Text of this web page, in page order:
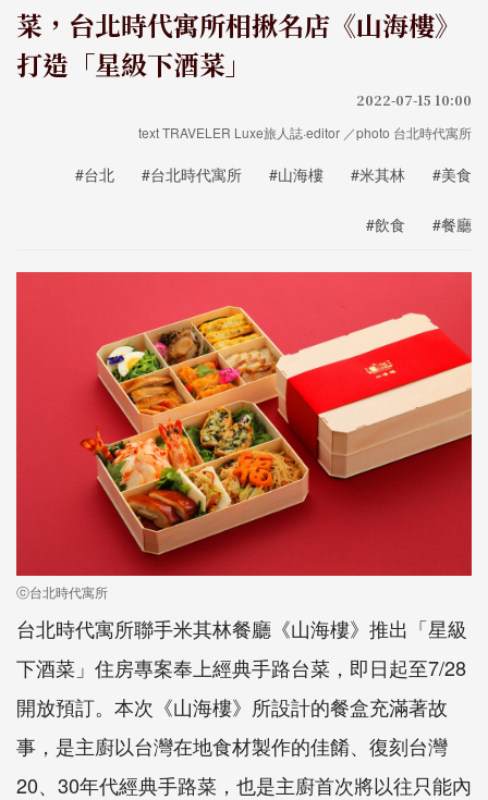
菜，台北時代寓所相揪名店《山海樓》
打造「星級下酒菜」
2022-07-15 10:00
text TRAVELER Luxe旅人誌·editor ／photo 台北時代寓所
#台北 #台北時代寓所 #山海樓 #米其林 #美食
#飲食 #餐廳
ⓒ台北時代寓所
台北時代寓所聯手米其林餐廳《山海樓》推出「星級
下酒菜」住房專案奉上經典手路台菜，即日起至7/28
開放預訂。本次《山海樓》所設計的餐盒充滿著故
事，是主廚以台灣在地食材製作的佳餚、復刻台灣
20、30年代經典手路菜，也是主廚首次將以往只能內